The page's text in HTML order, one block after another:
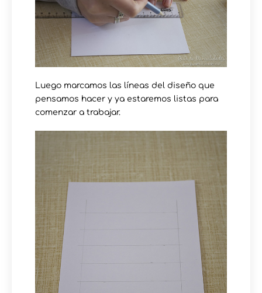
Luego marcamos las líneas del diseño que
pensamos hacer y ya estaremos listas para
comenzar a trabajar.